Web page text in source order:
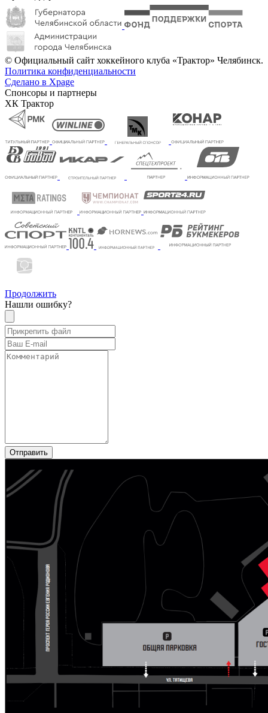
© Официальный сайт хоккейного клуба «Трактор» Челябинск.
Политика конфиденциальности
Сделано в Xpage
Спонсоры и партнеры
ХК Трактор
Продолжить
Нашли ошибку?